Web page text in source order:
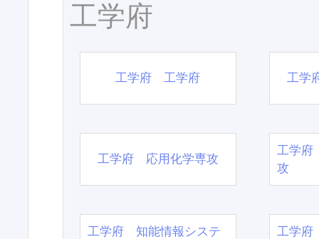
工学府
工学府 工学府 工学
工学府 応用化学専攻
工学府
攻
工学府 知能情報システ
工学府